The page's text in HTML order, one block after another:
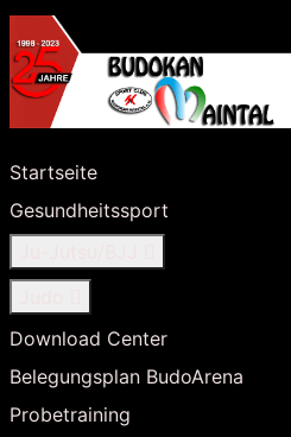
Startseite
Gesundheitssport
Download Center
Belegungsplan BudoArena
Probetraining